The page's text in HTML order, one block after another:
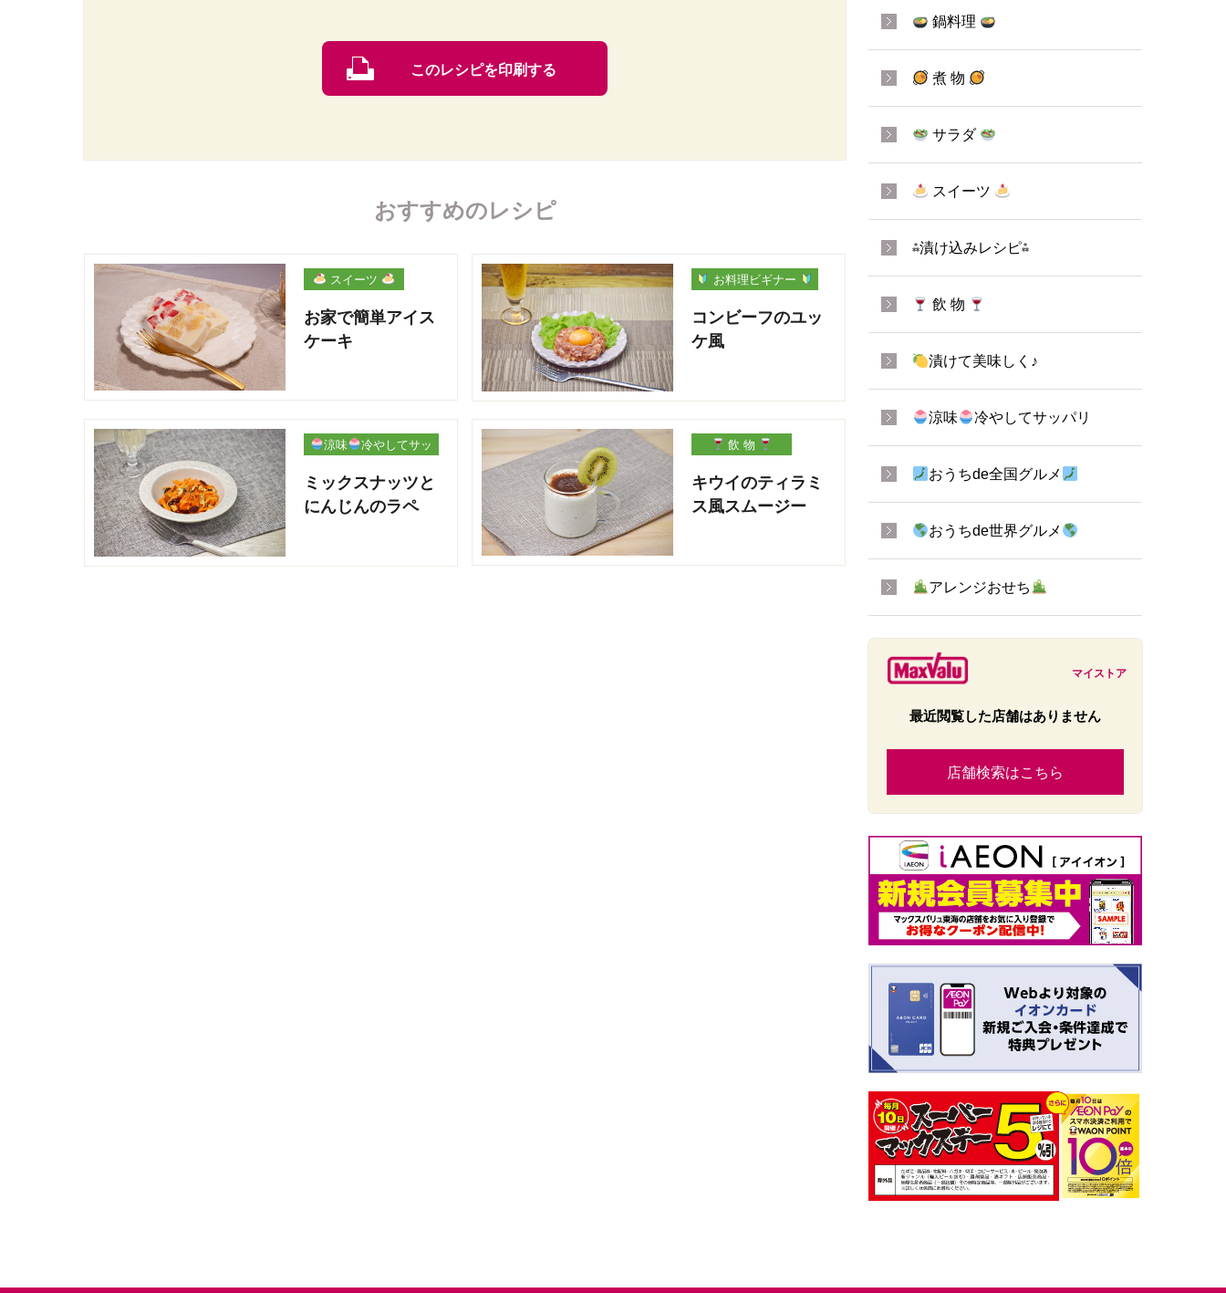
このレシピを印刷する
おすすめのレシピ
スイーツ
お家で簡単アイス
ケーキ
お料理ビギナー
コンビーフのユッ
ケ風
涼味
冷やしてサッ
ミックスナッツと
にんじんのラペ
飲 物
キウイのティラミ
ス風スムージー
鍋料理
煮 物
サラダ
スイーツ
⁂漬け込みレシピ⁂
飲 物
漬けて美味しく♪
涼味 冷やしてサッパリ
おうちde全国グルメ
おうちde世界グルメ
アレンジおせち
マイストア
最近閲覧した店舗はありません
店舗検索はこちら